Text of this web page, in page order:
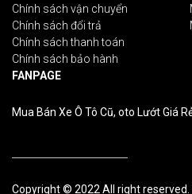
Chính sách vận chuyển
Chính sách đổi trả
Chính sách thanh toán
Chính sách bảo hành
FANPAGE
Mua Bán Xe Ô Tô Cũ, oto Lướt Giá
Copyright © 2022 All right reserved.